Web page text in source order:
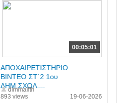
00:05:01
893 views
ΑΠΟΧΑΙΡΕΤΙΣΤΗΡΙΟ
ΒΙΝΤΕΟ ΣΤ΄2 1ου
ΔΗΜ.ΣΧΟΛ....
dimmalfth
19-06-2026